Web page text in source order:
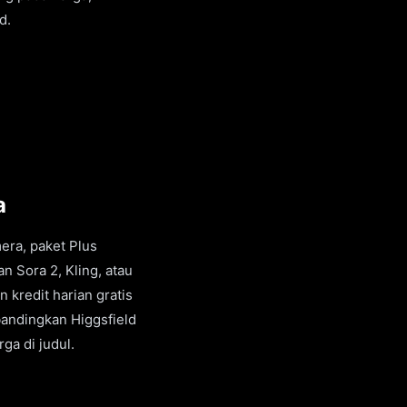
paket Plus
Sora 2, Kling, atau
kredit harian gratis
Higgsfield
di judul.